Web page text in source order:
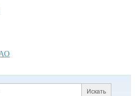
информация
Поиск по сайту и
Искать